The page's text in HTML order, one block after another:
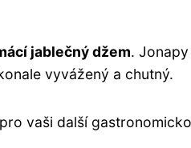
jablečný džem.
vyvážený a chutný.
vaši další